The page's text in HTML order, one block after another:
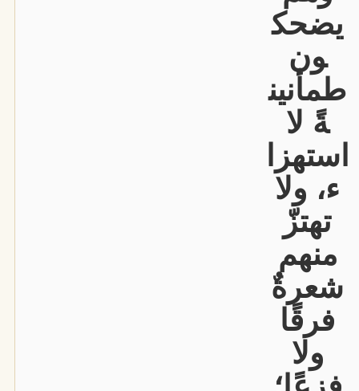
يضحك
ون
طمأنين
ةً لا
استهزا
ء، ولا
تهتزّ
منهم
شعرةٌ
فرقًا
ولا